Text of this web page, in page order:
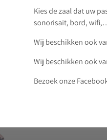
Kies de zaal dat uw
sonorisait, bord,
Wij beschikken ook
Wij beschikken ook
Bezoek onze